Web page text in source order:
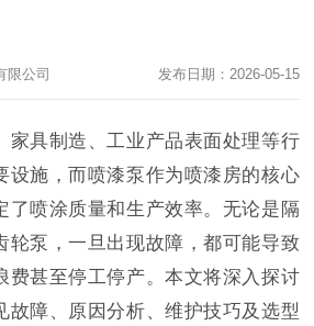
限公司 发布日期：2026-05-15
家具制造、工业产品表面处理等行
设施，而喷漆泵作为喷漆房的核心
了喷涂质量和生产效率。无论是隔
轮泵，一旦出现故障，都可能导致
费甚至停工停产。本文将深入探讨
故障、原因分析、维护技巧及选型